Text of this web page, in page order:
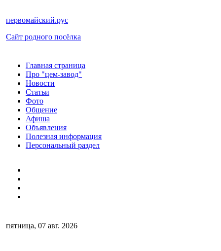
первомайский.рус
Сайт родного посёлка
Главная страница
Про "цем-завод"
Новости
Статьи
Фото
Общение
Афиша
Объявления
Полезная информация
Персональный раздел
пятница, 07 авг. 2026